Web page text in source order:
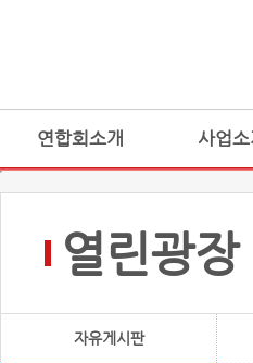
연합회소개 사업소
열린광장
자유게시판